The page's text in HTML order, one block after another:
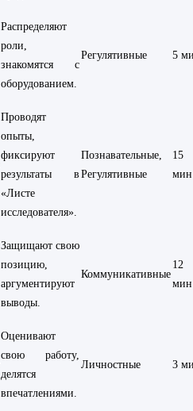
Распределяют
роли,
знакомятся с
оборудованием.
Регулятивные 5
Проводят
опыты,
фиксируют
результаты в
«Листе
исследователя».
Познавательные,
Регулятивные
15
мин
Защищают свою
позицию,
аргументируют
выводы.
Коммуникативные
12
мин
Оценивают
свою работу,
делятся
впечатлениями.
Личностные 3